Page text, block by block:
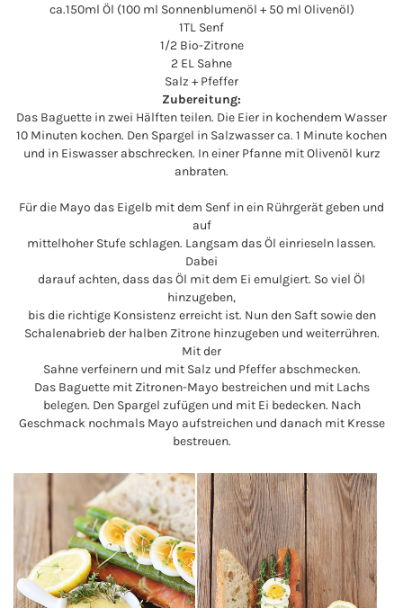
ca.150ml Öl (100 ml Sonnenblumenöl + 50 ml Olivenöl)
1TL Senf
1/2 Bio-Zitrone
2 EL Sahne
Salz + Pfeffer
Zubereitung:
Das Baguette in zwei Hälften teilen. Die Eier in kochendem Wasser
10 Minuten kochen. Den Spargel in Salzwasser ca. 1 Minute kochen
und in Eiswasser abschrecken. In einer Pfanne mit Olivenöl kurz
anbraten.
Für die Mayo das Eigelb mit dem Senf in ein Rührgerät geben und
auf
mittelhoher Stufe schlagen. Langsam das Öl einrieseln lassen.
Dabei
darauf achten, dass das Öl mit dem Ei emulgiert. So viel Öl
hinzugeben,
bis die richtige Konsistenz erreicht ist. Nun den Saft sowie den
Schalenabrieb der halben Zitrone hinzugeben und weiterrühren.
Mit der
Sahne verfeinern und mit Salz und Pfeffer abschmecken.
Das Baguette mit Zitronen-Mayo bestreichen und mit Lachs
belegen. Den Spargel zufügen und mit Ei bedecken. Nach
Geschmack nochmals Mayo aufstreichen und danach mit Kresse
bestreuen.